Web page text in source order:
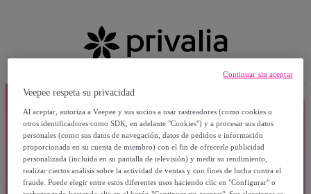
Veepee respeta su privacidad
Al aceptar, autoriza a Veepee y sus socios a usar rastreadores (como cookies u
otros identificadores como SDK, en adelante "Cookies") y a procesar sus datos
personales (como sus datos de navegación, datos de pedidos e información
proporcionada en su cuenta de miembro) con el fin de ofrecerle publicidad
personalizada (incluida en su pantalla de televisión) y medir su rendimiento,
realizar ciertos análisis sobre la actividad de ventas y con fines de lucha contra el
fraude. Puede elegir entre estos diferentes usos haciendo clic en "Configurar" o
Continuar sin aceptar